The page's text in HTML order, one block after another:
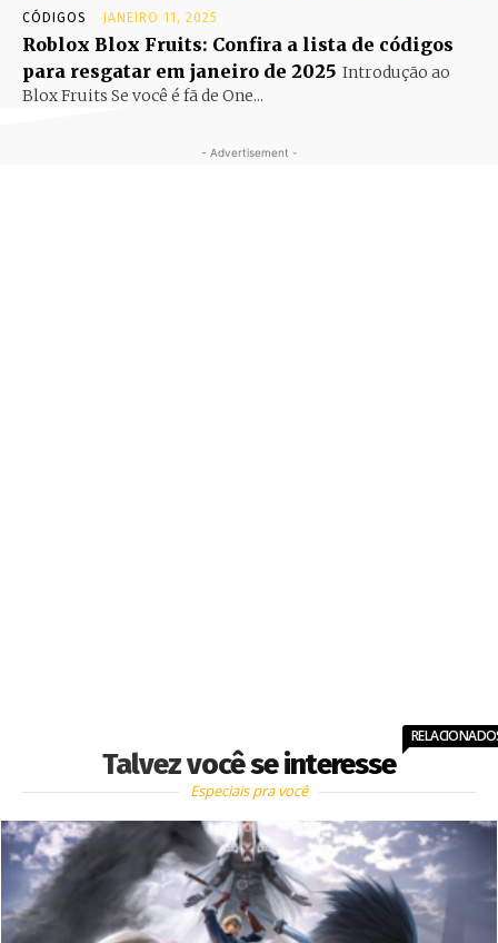
CÓDIGOS JANEIRO 11, 2025
Roblox Blox Fruits: Confira a lista de códigos
para resgatar em janeiro de 2025 Introdução ao
Blox Fruits Se você é fã de One...
- Advertisement -
Talvez você se interesse
Especiais pra você